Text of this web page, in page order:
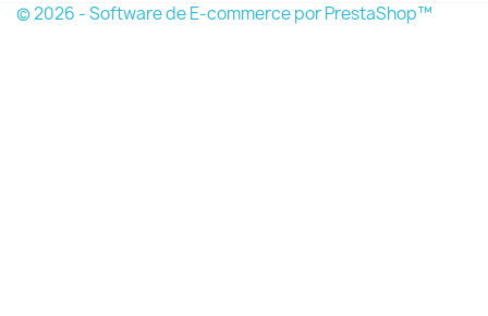
© 2026 - Software de E-commerce por PrestaShop™